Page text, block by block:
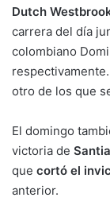
Dutch
carrera del día
colombiano
otro de los que
El domingo
victoria de
que cortó el
anterior.